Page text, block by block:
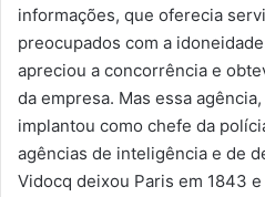
informações, que oferecia
preocupados com a
apreciou a concorrência e
da empresa. Mas essa
implantou como chefe da
agências de inteligência e de
Vidocq deixou Paris em 1843